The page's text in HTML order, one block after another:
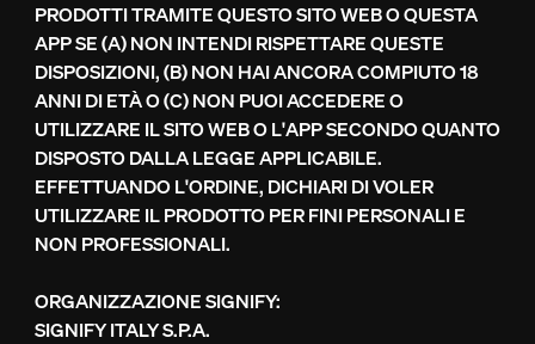
PRODOTTI TRAMITE QUESTO SITO WEB O QUESTA
APP SE (A) NON INTENDI RISPETTARE QUESTE
DISPOSIZIONI, (B) NON HAI ANCORA COMPIUTO 18
ANNI DI ETÀ O (C) NON PUOI ACCEDERE O
UTILIZZARE IL SITO WEB O L'APP SECONDO QUANTO
DISPOSTO DALLA LEGGE APPLICABILE.
EFFETTUANDO L'ORDINE, DICHIARI DI VOLER
UTILIZZARE IL PRODOTTO PER FINI PERSONALI E
NON PROFESSIONALI.
ORGANIZZAZIONE SIGNIFY:
SIGNIFY ITALY S.P.A.